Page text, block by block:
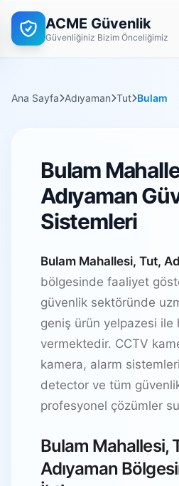
ACME Güvenlik
Güvenliğiniz Bizim Önceliğimiz
Ana Sayfa Adıyaman Tut Bulam
Bulam
Adıyaman
Sistemleri
Bulam Mahallesi, Tut,
bölgesinde faaliyet
güvenlik sektöründe
geniş ürün yelpazesi ile
vermektedir. CCTV
kamera, alarm
detector ve tüm
profesyonel çözümler
Bulam Mahallesi,
Adıyaman